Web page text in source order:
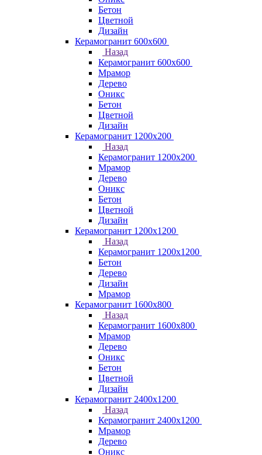
Бетон
Цветной
Дизайн
Керамогранит 600х600
Назад
Керамогранит 600х600
Мрамор
Дерево
Оникс
Бетон
Цветной
Дизайн
Керамогранит 1200x200
Назад
Керамогранит 1200x200
Мрамор
Дерево
Оникс
Бетон
Цветной
Дизайн
Керамогранит 1200x1200
Назад
Керамогранит 1200x1200
Бетон
Дерево
Дизайн
Мрамор
Керамогранит 1600х800
Назад
Керамогранит 1600х800
Мрамор
Дерево
Оникс
Бетон
Цветной
Дизайн
Керамогранит 2400х1200
Назад
Керамогранит 2400х1200
Мрамор
Дерево
Оникс